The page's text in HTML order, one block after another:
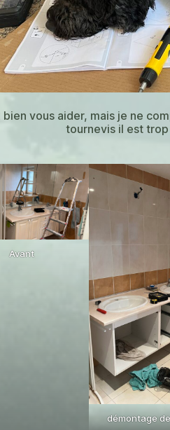
vous aider, mais je ne
tournevis il est
Avant
démontage